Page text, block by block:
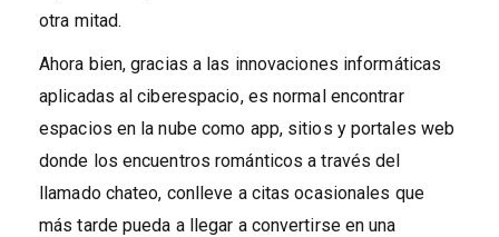
otra mitad.
Ahora bien, gracias a las innovaciones informáticas
aplicadas al ciberespacio, es normal encontrar
espacios en la nube como app, sitios y portales web
donde los encuentros románticos a través del
llamado chateo, conlleve a citas ocasionales que
más tarde pueda a llegar a convertirse en una